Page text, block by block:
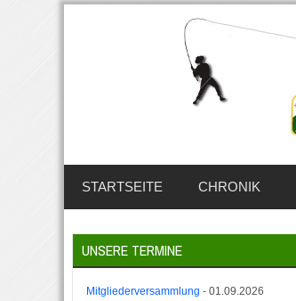
STARTSEITE CHRONIK
UNSERE TERMINE
Mitgliederversammlung - 01.09.2026